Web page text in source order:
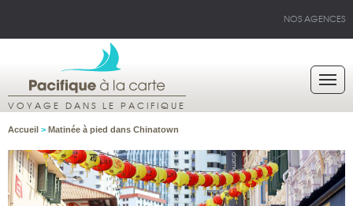
NOS AGENCES
VOYAGE DANS LE PACIFIQUE
Accueil > Matinée à pied dans Chinatown